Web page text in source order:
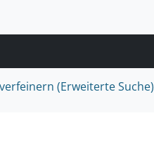
(Erweiterte Suche)